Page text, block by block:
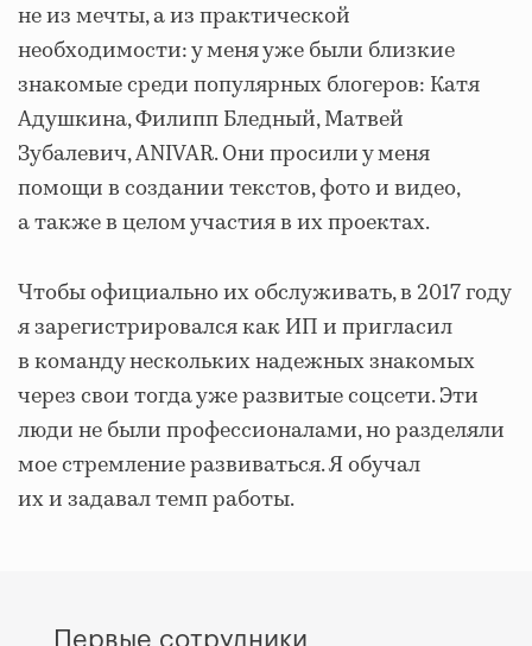
не из мечты, а из практической
необходимости: у меня уже были близкие
знакомые среди популярных блогеров: Катя
Адушкина, Филипп Бледный, Матвей
Зубалевич, ANIVAR. Они просили у меня
помощи в создании текстов, фото и видео,
а также в целом участия в их проектах.
Чтобы официально их обслуживать, в 2017 году
я зарегистрировался как ИП и пригласил
в команду нескольких надежных знакомых
через свои тогда уже развитые соцсети. Эти
люди не были профессионалами, но разделяли
мое стремление развиваться. Я обучал
их и задавал темп работы.
Первые сотрудники